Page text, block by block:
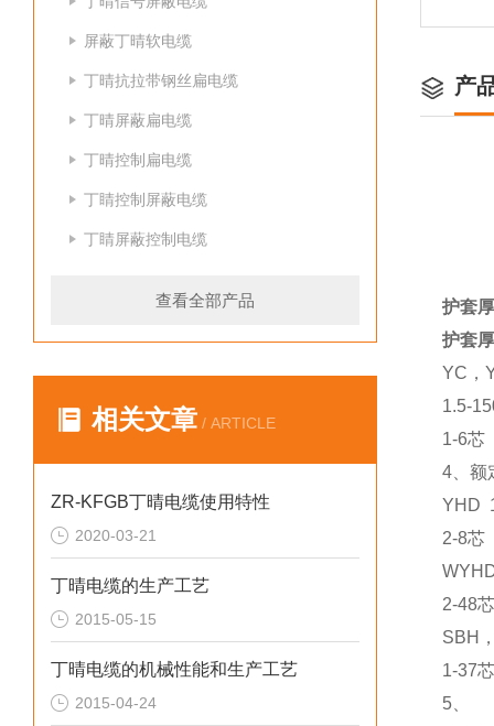
屏蔽丁晴软电缆
丁晴抗拉带钢丝扁电缆
丁晴屏蔽扁电缆
丁晴控制扁电缆
丁睛控制屏蔽电缆
丁睛屏蔽控制电缆
查看全部产品
相关文章 / ARTICLE
ZR-KFGB丁晴电缆使用特性
2020-03-21
丁晴电缆的生产工艺
2015-05-15
丁晴电缆的机械性能和生产工艺
2015-04-24
产
护套
护套
YC，
1.5-
1-6芯
4、额
YHD
2-8芯
2-48
SBH
1-37
5、